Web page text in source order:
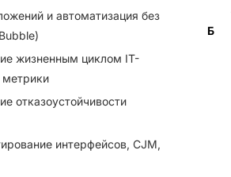
и автоматизация без
жизненным циклом IT-
метрики
отказоустойчивости
интерфейсов, CJM,
Б